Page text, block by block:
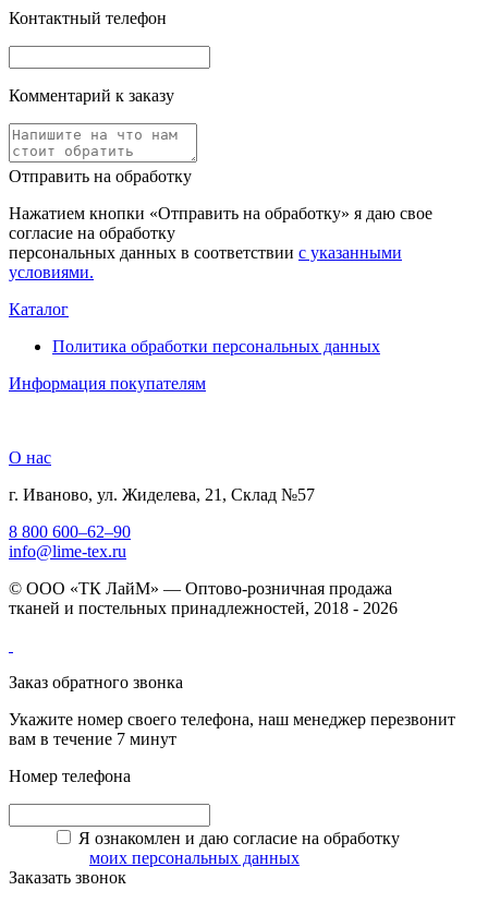
Контактный телефон
Комментарий к заказу
Отправить на обработку
Нажатием кнопки «Отправить на обработку» я даю свое
согласие на обработку
персональных данных в соответствии с указанными
условиями.
Каталог
Политика обработки персональных данных
Информация покупателям
О нас
г. Иваново, ул. Жиделева, 21, Склад №57
8 800 600–62–90
info@lime-tex.ru
© ООО «ТК ЛайМ» — Оптово-розничная продажа
тканей и постельных принадлежностей, 2018 - 2026
Заказ обратного звонка
Укажите номер своего телефона, наш менеджер перезвонит
вам в течение 7 минут
Номер телефона
Я ознакомлен и даю согласие на обработку
моих персональных данных
Заказать звонок